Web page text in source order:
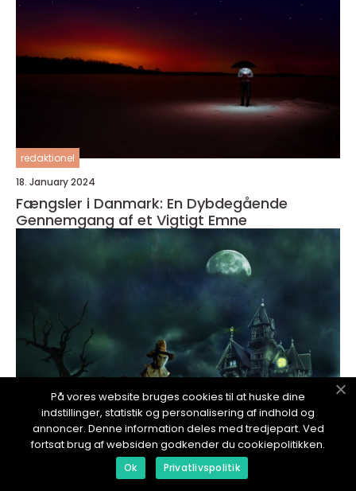
redaktionel
18. January 2024
Fængsler i Danmark: En Dybdegående
Gennemgang af et Vigtigt Emne
På vores website bruges cookies til at huske dine
indstillinger, statistik og personalisering af indhold og
annoncer. Denne information deles med tredjepart. Ved
fortsat brug af websiden godkender du cookiepolitikken.
Ok Privatlivspolitik